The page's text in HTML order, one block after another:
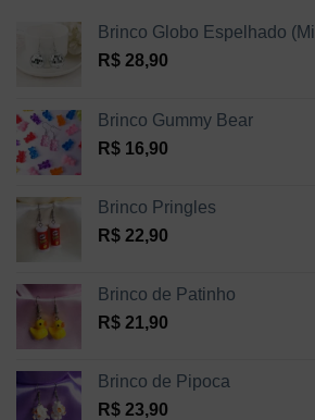
Brinco Globo Espelhado
R$ 28,90
Brinco Gummy Bear
R$ 16,90
Brinco Pringles
R$ 22,90
Brinco de Patinho
R$ 21,90
Brinco de Pipoca
R$ 23,90